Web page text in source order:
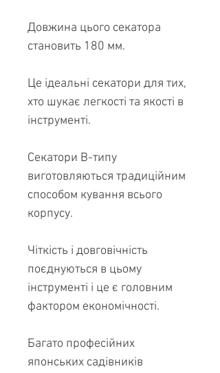
Довжина цього секатора
становить 180 мм.
Це ідеальні секатори для тих,
хто шукає легкості та якості в
інструменті.
Секатори B-типу
виготовляються традиційним
способом кування всього
корпусу.
Чіткість і довговічність
поєднуються в цьому
інструменті і це є головним
фактором економічності.
Багато професійних
японських садівників